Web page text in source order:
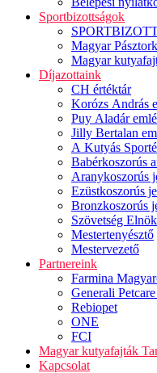
Sportbizottságok
Magyar
Magyar
Díjazottaink
CH értéktár
Korózs András
Puy Aladár
Jilly Bertalan
A Kutyás
Babérkoszorús
Aranykoszorús
Ezüstkoszorús
Bronzkoszorús
Szövetség
Mestertenyésztő
Mestervezető
Partnereink
Farmina
Generali
Rebiopet
ONE
FCI
Magyar kutyafajták
Kapcsolat